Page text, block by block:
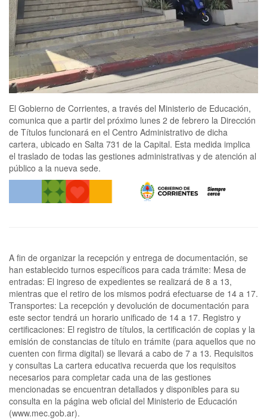
El Gobierno de Corrientes, a través del Ministerio de Educación,
comunica que a partir del próximo lunes 2 de febrero la Dirección
de Títulos funcionará en el Centro Administrativo de dicha
cartera, ubicado en Salta 731 de la Capital. Esta medida implica
el traslado de todas las gestiones administrativas y de atención al
público a la nueva sede.
A fin de organizar la recepción y entrega de documentación, se
han establecido turnos específicos para cada trámite: Mesa de
entradas: El ingreso de expedientes se realizará de 8 a 13,
mientras que el retiro de los mismos podrá efectuarse de 14 a 17.
Transportes: La recepción y devolución de documentación para
este sector tendrá un horario unificado de 14 a 17. Registro y
certificaciones: El registro de títulos, la certificación de copias y la
emisión de constancias de título en trámite (para aquellos que no
cuenten con firma digital) se llevará a cabo de 7 a 13. Requisitos
y consultas La cartera educativa recuerda que los requisitos
necesarios para completar cada una de las gestiones
mencionadas se encuentran detallados y disponibles para su
consulta en la página web oficial del Ministerio de Educación
(www.mec.gob.ar).